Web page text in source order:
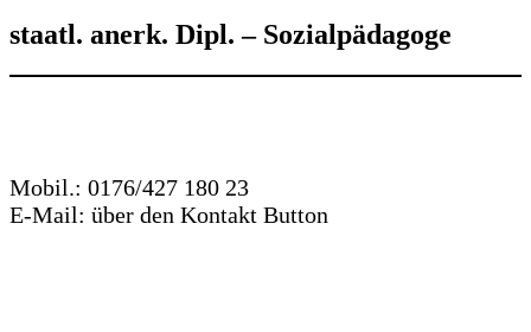
staatl. anerk. Dipl. – Sozialpädagoge
Mobil.: 0176/427 180 23
E-Mail: über den Kontakt Button